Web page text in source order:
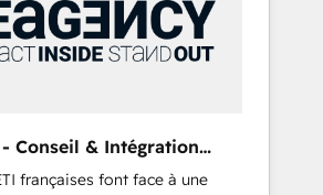
of any HubSpot partner and
– not an individual – with
Conseil & Intégration
françaises font face à une